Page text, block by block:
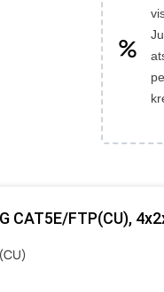
CAT5E/FTP(CU),